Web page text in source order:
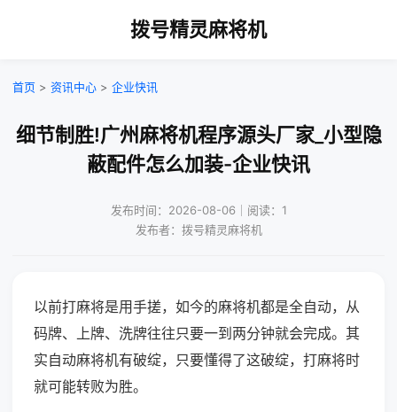
拨号精灵麻将机
首页 > 资讯中心 > 企业快讯
细节制胜!广州麻将机程序源头厂家_小型隐
蔽配件怎么加装-企业快讯
发布时间：2026-08-06｜阅读：1
发布者：拨号精灵麻将机
以前打麻将是用手搓，如今的麻将机都是全自动，从
码牌、上牌、洗牌往往只要一到两分钟就会完成。其
实自动麻将机有破绽，只要懂得了这破绽，打麻将时
就可能转败为胜。